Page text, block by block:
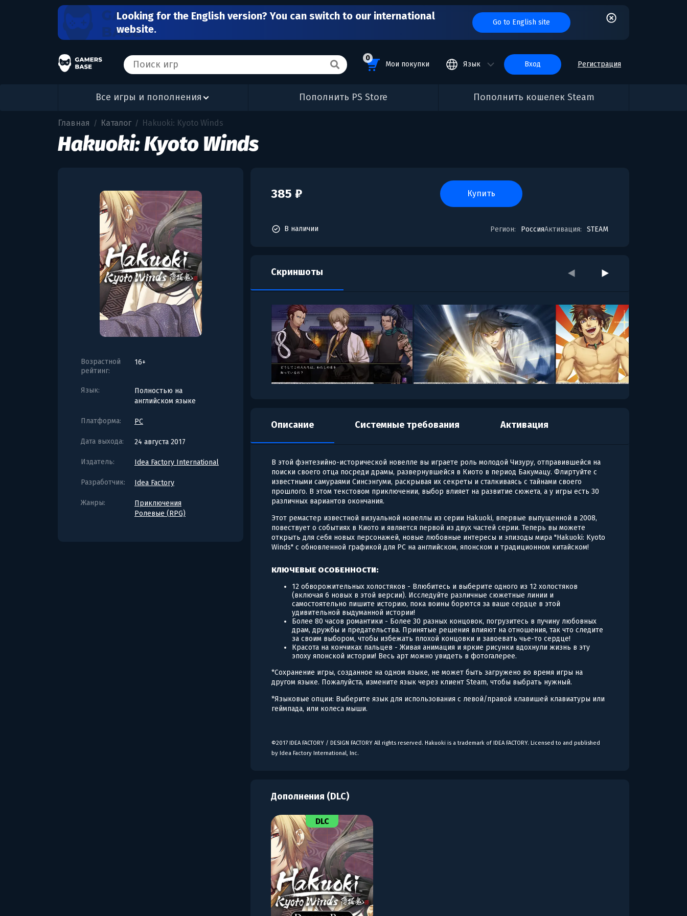
Looking for the English version? You can switch to our international
website.
Go to English site
0
Мои покупки Язык вход Регистрация
Все игры и пополнения Пополнить PS Store Пополнить кошелек Steam
Главная / Каталог / Hakuoki: Kyoto Winds
Hakuoki: Kyoto Winds
Возрастной
рейтинг:
16+
Язык:
Полностью на
английском языке
Платформа: PC
Дата выхода: 24 августа 2017
Издатель: Idea Factory International
Разработчик: Idea Factory
Жанры:
Приключения
Ролевые (RPG)
385 ₽ купить
Регион: РоссияАктивация: STEAM
В наличии
Скриншоты
Описание Системные требования Активация
В этой фэнтезийно-исторической новелле вы играете роль молодой Чизуру, отправившейся на
поиски своего отца посреди драмы, развернувшейся в Киото в период Бакумацу. Флиртуйте с
известными самураями Синсэнгуми, раскрывая их секреты и сталкиваясь с тайнами своего
прошлого. В этом текстовом приключении, выбор влияет на развитие сюжета, а у игры есть 30
различных вариантов окончания.
Этот ремастер известной визуальной новеллы из серии Hakuoki, впервые выпущенной в 2008,
повествует о событиях в Киото и является первой из двух частей серии. Теперь вы можете
открыть для себя новых персонажей, новые любовные интересы и эпизоды мира "Hakuoki: Kyoto
Winds" с обновленной графикой для PC на английском, японском и традиционном китайском!
КЛЮЧЕВЫЕ ОСОБЕННОСТИ:
12 обворожительных холостяков - Влюбитесь и выберите одного из 12 холостяков
(включая 6 новых в этой версии). Исследуйте различные сюжетные линии и
самостоятельно пишите историю, пока воины борются за ваше сердце в этой
удивительной выдуманной истории!
Более 80 часов романтики - Более 30 разных концовок, погрузитесь в пучину любовных
драм, дружбы и предательства. Принятые решения влияют на отношения, так что следите
за своим выбором, чтобы избежать плохой концовки и завоевать чье-то сердце!
Красота на кончиках пальцев - Живая анимация и яркие рисунки вдохнули жизнь в эту
эпоху японской истории! Весь арт можно увидеть в фотогалерее.
*Сохранение игры, созданное на одном языке, не может быть загружено во время игры на
другом языке. Пожалуйста, измените язык через клиент Steam, чтобы выбрать нужный.
*Языковые опции: Выберите язык для использования с левой/правой клавишей клавиатуры или
геймпада, или колеса мыши.
©2017 IDEA FACTORY / DESIGN FACTORY All rights reserved. Hakuoki is a trademark of IDEA FACTORY. Licensed to and published
by Idea Factory International, Inc.
Дополнения (DLC)
DLC